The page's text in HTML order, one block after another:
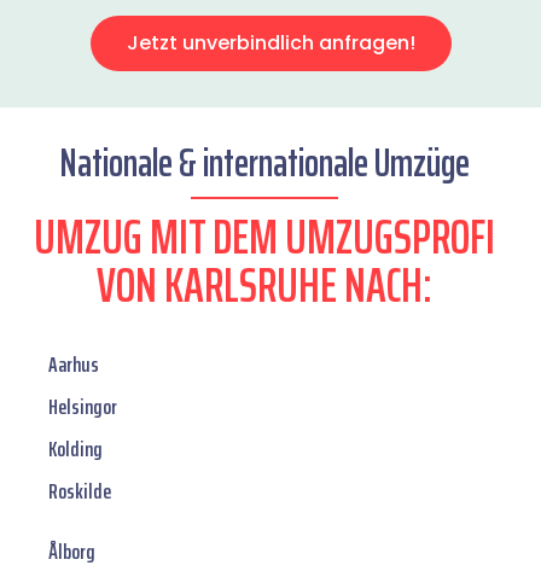
Jetzt unverbindlich anfragen!
Nationale & internationale Umzüge
UMZUG MIT DEM UMZUGSPROFI
VON KARLSRUHE NACH:
Aarhus
Helsingor
Kolding
Roskilde
Ålborg